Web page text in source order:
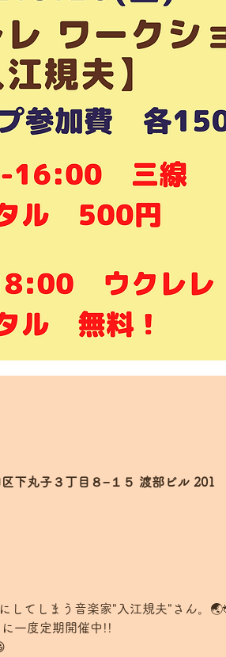
下丸子３丁目８−１５ 渡部ビル 201
してしまう音楽家"入江規夫"さん。
一度定期開催中!!